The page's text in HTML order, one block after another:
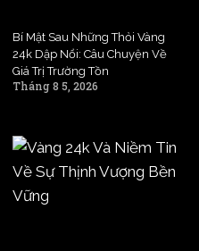
Bí Mật Sau Những Thỏi Vàng
24k Dập Nổi: Câu Chuyện Về
Giá Trị Trường Tồn
Tháng 8 5, 2026